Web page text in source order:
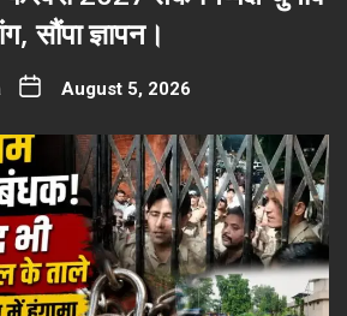
सौंपा ज्ञापन।
August 5, 2026